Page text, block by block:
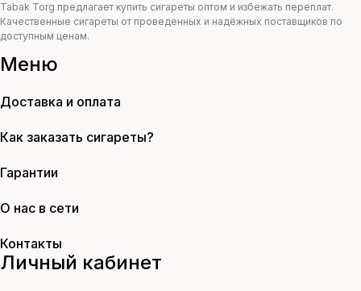
Tabak Torg предлагает купить сигареты оптом и избежать переплат.
Качественные сигареты от проведенных и надёжных поставщиков по
доступным ценам.
Меню
Доставка и оплата
Как заказать сигареты?
Гарантии
О нас в сети
Контакты
Личный кабинет